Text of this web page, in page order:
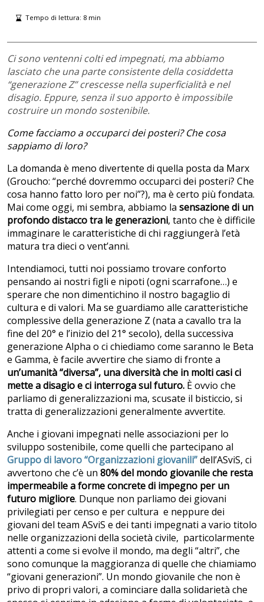
Ci sono ventenni colti ed impegnati, ma abbiamo
lasciato che una parte consistente della cosiddetta
“generazione Z” crescesse nella superficialità e nel
disagio. Eppure, senza il suo apporto è impossibile
costruire un mondo sostenibile.
Come facciamo a occuparci dei posteri? Che cosa
sappiamo di loro?
La domanda è meno divertente di quella posta da Marx
(Groucho: “perché dovremmo occuparci dei posteri? Che
cosa hanno fatto loro per noi”?), ma è certo più fondata.
Mai come oggi, mi sembra, abbiamo la sensazione di un
profondo distacco tra le generazioni, tanto che è difficile
immaginare le caratteristiche di chi raggiungerà l’età
matura tra dieci o vent’anni.
Intendiamoci, tutti noi possiamo trovare conforto
pensando ai nostri figli e nipoti (ogni scarrafone…) e
sperare che non dimentichino il nostro bagaglio di
cultura e di valori. Ma se guardiamo alle caratteristiche
complessive della generazione Z (nata a cavallo tra la
fine del 20° e l’inizio del 21° secolo), della successiva
generazione Alpha o ci chiediamo come saranno le Beta
e Gamma, è facile avvertire che siamo di fronte a
un’umanità “diversa”, una diversità che in molti casi ci
mette a disagio e ci interroga sul futuro. È ovvio che
parliamo di generalizzazioni ma, scusate il bisticcio, si
tratta di generalizzazioni generalmente avvertite.
Anche i giovani impegnati nelle associazioni per lo
sviluppo sostenibile, come quelli che partecipano al
Gruppo di lavoro “Organizzazioni giovanili”dell’ASviS, ci
avvertono che c’è un 80% del mondo giovanile che resta
impermeabile a forme concrete di impegno per un
futuro migliore. Dunque non parliamo dei giovani
privilegiati per censo e per cultura e neppure dei
giovani del team ASviS e dei tanti impegnati a vario titolo
nelle organizzazioni della società civile, particolarmente
attenti a come si evolve il mondo, ma degli “altri”, che
sono comunque la maggioranza di quelle che chiamiamo
“giovani generazioni”. Un mondo giovanile che non è
privo di propri valori, a cominciare dalla solidarietà che
Tempo di lettura: 8min